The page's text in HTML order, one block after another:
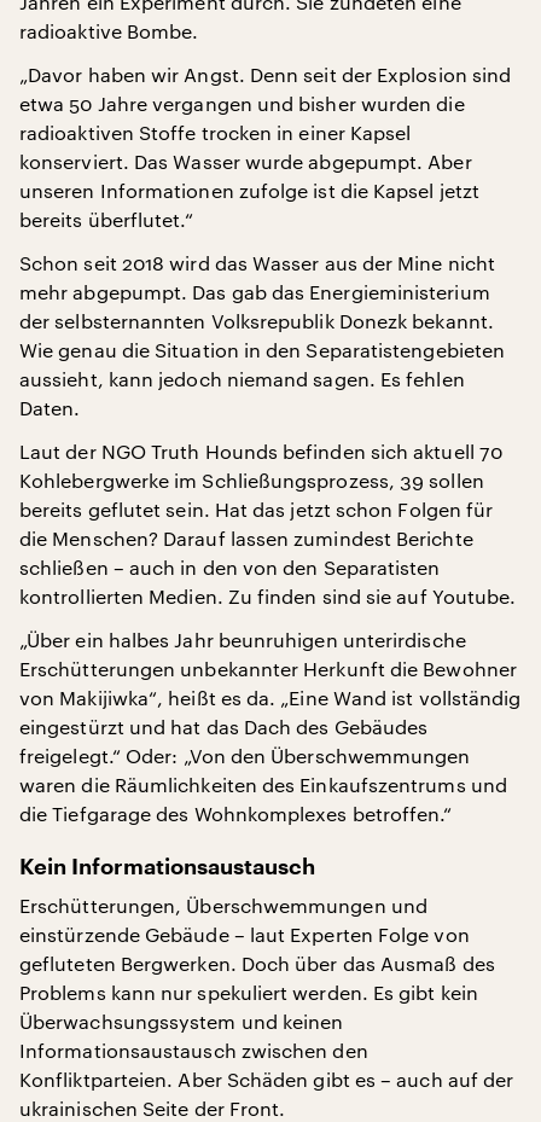
radioaktive Bombe.
„Davor haben wir Angst. Denn seit der Explosion sind
etwa 50 Jahre vergangen und bisher wurden die
radioaktiven Stoffe trocken in einer Kapsel
konserviert. Das Wasser wurde abgepumpt. Aber
unseren Informationen zufolge ist die Kapsel jetzt
bereits überflutet.“
Schon seit 2018 wird das Wasser aus der Mine nicht
mehr abgepumpt. Das gab das Energieministerium
der selbsternannten Volksrepublik Donezk bekannt.
Wie genau die Situation in den Separatistengebieten
aussieht, kann jedoch niemand sagen. Es fehlen
Daten.
Laut der NGO Truth Hounds befinden sich aktuell 70
Kohlebergwerke im Schließungsprozess, 39 sollen
bereits geflutet sein. Hat das jetzt schon Folgen für
die Menschen? Darauf lassen zumindest Berichte
schließen – auch in den von den Separatisten
kontrollierten Medien. Zu finden sind sie auf Youtube.
„Über ein halbes Jahr beunruhigen unterirdische
Erschütterungen unbekannter Herkunft die Bewohner
von Makijiwka“, heißt es da. „Eine Wand ist vollständig
eingestürzt und hat das Dach des Gebäudes
freigelegt.“ Oder: „Von den Überschwemmungen
waren die Räumlichkeiten des Einkaufszentrums und
die Tiefgarage des Wohnkomplexes betroffen.“
Kein Informationsaustausch
Erschütterungen, Überschwemmungen und
einstürzende Gebäude – laut Experten Folge von
gefluteten Bergwerken. Doch über das Ausmaß des
Problems kann nur spekuliert werden. Es gibt kein
Überwachsungssystem und keinen
Informationsaustausch zwischen den
Konfliktparteien. Aber Schäden gibt es – auch auf der
ukrainischen Seite der Front.